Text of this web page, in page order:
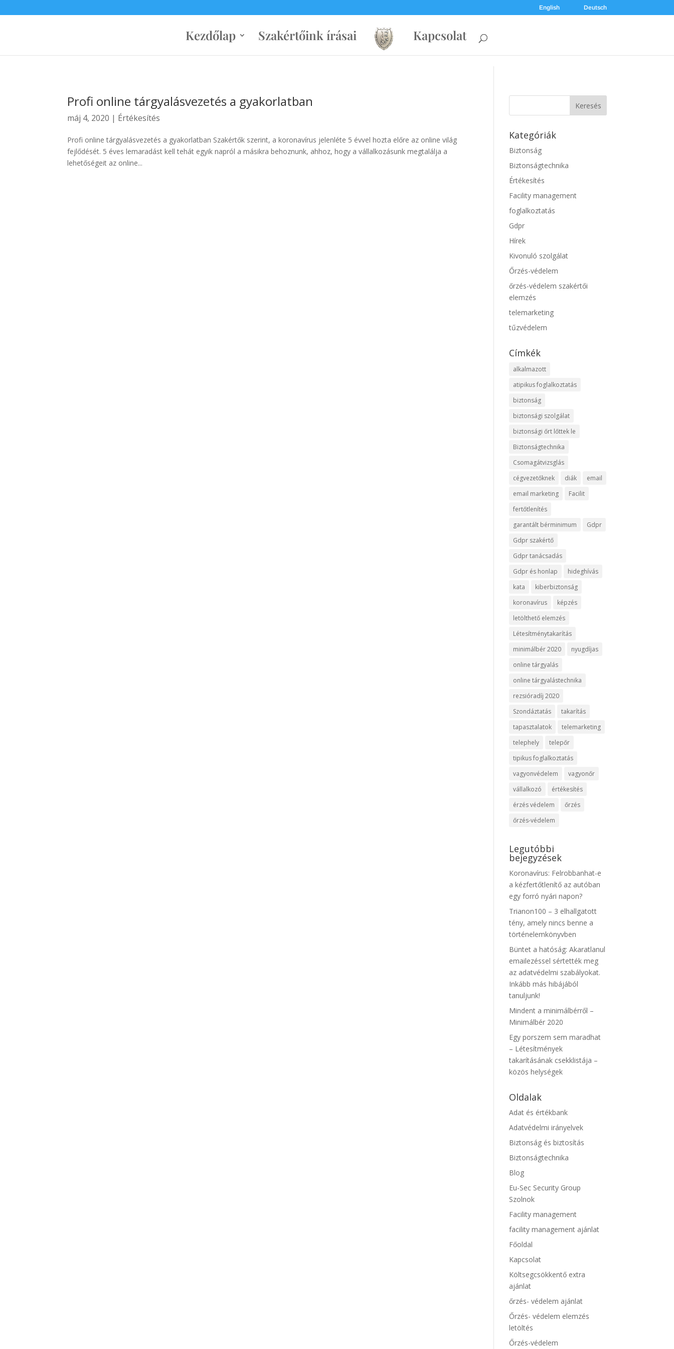
English Deutsch
Kezdőlap Szakértőink írásai Kapcsolat
Profi online tárgyalásvezetés a gyakorlatban
máj 4, 2020 | Értékesítés
Profi online tárgyalásvezetés a gyakorlatban Szakértők szerint, a koronavírus jelenléte 5 évvel hozta előre az online világ
fejlődését. 5 éves lemaradást kell tehát egyik napról a másikra behoznunk, ahhoz, hogy a vállalkozásunk megtalálja a
lehetőségeit az online...
Kategóriák
Biztonság
Biztonságtechnika
Értékesítés
Facility management
foglalkoztatás
Gdpr
Hírek
Kivonuló szolgálat
Őrzés-védelem
őrzés-védelem szakértői
elemzés
telemarketing
tűzvédelem
Címkék
alkalmazott
atipikus foglalkoztatás
biztonság
biztonsági szolgálat
biztonsági őrt lőttek le
Biztonságtechnika
Csomagátvizsglás
cégvezetőknek
diák
email
email marketing
Facilit
fertőtlenítés
garantált bérminimum
Gdpr
Gdpr szakértő
Gdpr tanácsadás
Gdpr és honlap
hideghívás
kata
kiberbiztonság
koronavírus
képzés
letölthető elemzés
Létesítménytakarítás
minimálbér 2020
nyugdíjas
online tárgyalás
online tárgyalástechnika
rezsióradíj 2020
Szondáztatás
takarítás
tapasztalatok
telemarketing
telephely
telepőr
tipikus foglalkoztatás
vagyonvédelem
vagyonőr
vállalkozó
értékesítés
érzés védelem
őrzés
őrzés-védelem
Legutóbbi
bejegyzések
Koronavírus: Felrobbanhat-e
a kézfertőtlenítő az autóban
egy forró nyári napon?
Trianon100 – 3 elhallgatott
tény, amely nincs benne a
történelemkönyvben
Büntet a hatóság: Akaratlanul
emailezéssel sértették meg
az adatvédelmi szabályokat.
Inkább más hibájából
tanuljunk!
Mindent a minimálbérről –
Minimálbér 2020
Egy porszem sem maradhat
– Létesítmények
takarításának csekklistája –
közös helységek
Oldalak
Adat és értékbank
Adatvédelmi irányelvek
Biztonság és biztosítás
Biztonságtechnika
Blog
Eu-Sec Security Group
Szolnok
Facility management
facility management ajánlat
Főoldal
Kapcsolat
Költsegcsökkentő extra
ajánlat
őrzés- védelem ajánlat
Őrzés- védelem elemzés
letöltés
Őrzés-védelem